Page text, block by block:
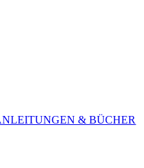
& BÜCHER